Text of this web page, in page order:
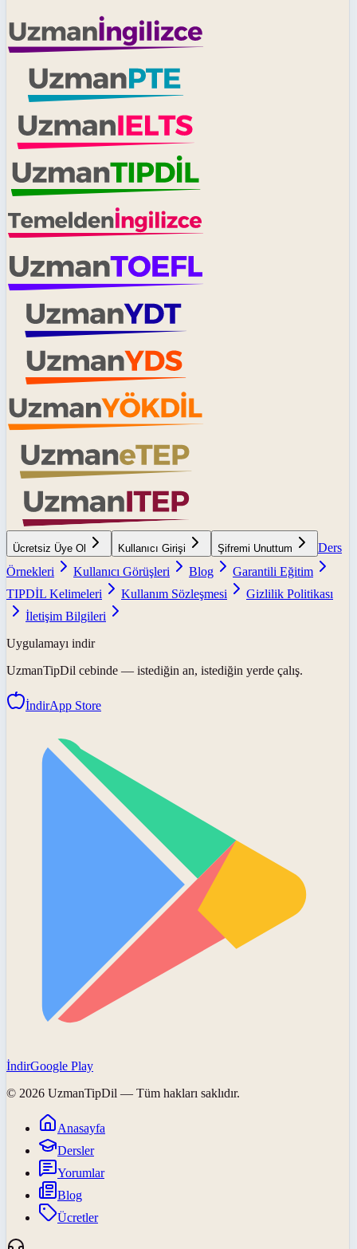
Ücretsiz Üye Ol Kullanıcı Girişi Şifremi Unuttum
Ders
Örnekleri
Kullanıcı Görüşleri Blog
Garantili Eğitim
TIPDİL Kelimeleri
Kullanım Sözleşmesi
Gizlilik Politikası
İletişim Bilgileri
Uygulamayı indir
UzmanTipDil cebinde — istediğin an, istediğin yerde çalış.
İndirApp Store
İndirGoogle Play
© 2026 UzmanTipDil — Tüm hakları saklıdır.
Anasayfa
Dersler
Yorumlar
Blog
Ücretler